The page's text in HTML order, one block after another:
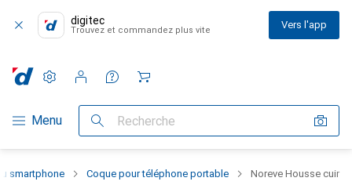
digitec
Trouvez et commandez plus vite Vers l'app
Navigation par catégorie
Menu Recherche
Paramètres
Compte client
Listes de comparaison
Listes d'envies
Panier
smartphone Coque pour téléphone portable Noreve Housse cuir